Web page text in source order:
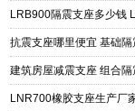
抗震支座哪里便宜 基础